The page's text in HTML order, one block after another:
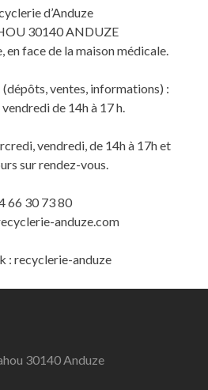
d’Anduze
30140 ANDUZE
en face de la maison médicale.
ventes, informations) :
de 14h à 17 h.
vendredi, de 14h à 17h et
sur rendez-vous.
66 30 73 80
anduze.com
: recyclerie-anduze
30140 Anduze